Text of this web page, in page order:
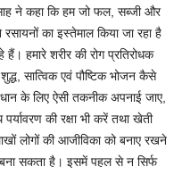
ने कहा कि हम जो फल, सब्जी और
का इस्तेमाल किया जा रहा है
हैं। हमारे शरीर की रोग प्रतिरोधक
शुद्ध, सात्विक एवं पौष्टिक भोजन कैसे
के लिए ऐसी तकनीक अपनाई जाए,
की रक्षा भी करें तथा खेती
लोगों की आजीविका को बनाए रखने
सकता है। इसमें पहल से न सिर्फ